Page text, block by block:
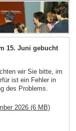
15. Juni gebucht
wir Sie bitte, im
ist ein Fehler in
des Problems.
2026 (6 MB)